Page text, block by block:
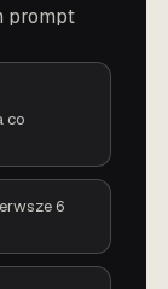
prompt
co
6